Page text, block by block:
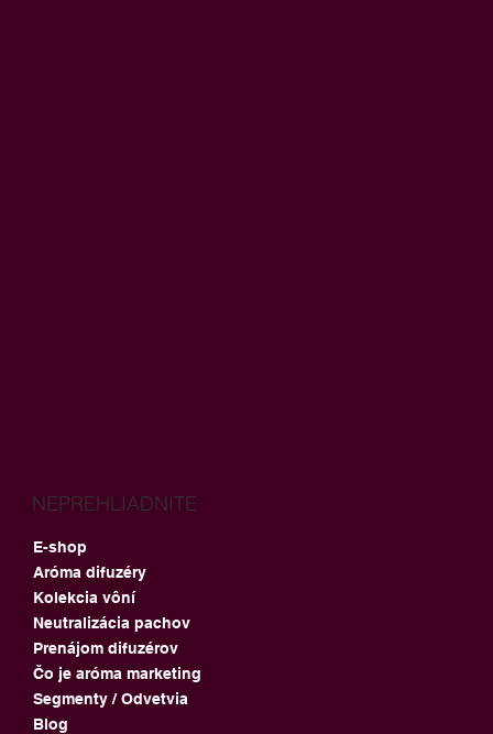
E-shop
Aróma difuzéry
Kolekcia vôní
Neutralizácia pachov
Prenájom difuzérov
Čo je aróma marketing
Segmenty / Odvetvia
Blog
NEPREHLIADNITE